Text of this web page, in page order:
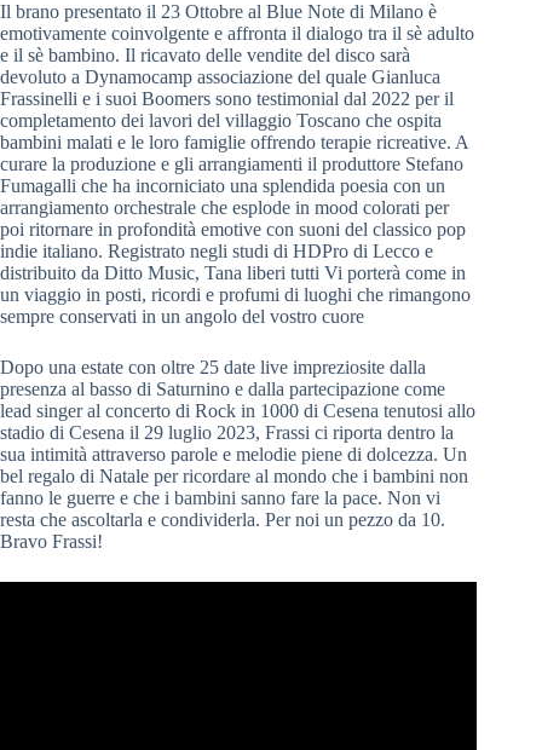
Il brano presentato il 23 Ottobre al Blue Note di Milano è
emotivamente coinvolgente e affronta il dialogo tra il sè adulto
e il sè bambino. Il ricavato delle vendite del disco sarà
devoluto a Dynamocamp associazione del quale Gianluca
Frassinelli e i suoi Boomers sono testimonial dal 2022 per il
completamento dei lavori del villaggio Toscano che ospita
bambini malati e le loro famiglie offrendo terapie ricreative. A
curare la produzione e gli arrangiamenti il produttore Stefano
Fumagalli che ha incorniciato una splendida poesia con un
arrangiamento orchestrale che esplode in mood colorati per
poi ritornare in profondità emotive con suoni del classico pop
indie italiano. Registrato negli studi di HDPro di Lecco e
distribuito da Ditto Music, Tana liberi tutti Vi porterà come in
un viaggio in posti, ricordi e profumi di luoghi che rimangono
sempre conservati in un angolo del vostro cuore
Dopo una estate con oltre 25 date live impreziosite dalla
presenza al basso di Saturnino e dalla partecipazione come
lead singer al concerto di Rock in 1000 di Cesena tenutosi allo
stadio di Cesena il 29 luglio 2023, Frassi ci riporta dentro la
sua intimità attraverso parole e melodie piene di dolcezza. Un
bel regalo di Natale per ricordare al mondo che i bambini non
fanno le guerre e che i bambini sanno fare la pace. Non vi
resta che ascoltarla e condividerla. Per noi un pezzo da 10.
Bravo Frassi!